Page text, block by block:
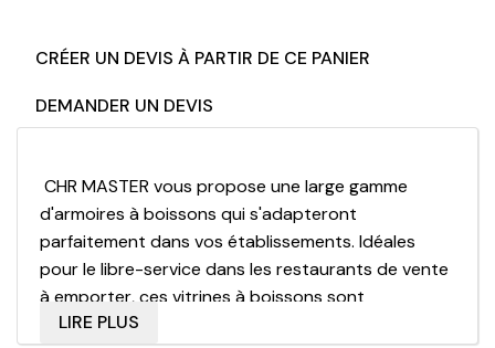
CRÉER UN DEVIS À PARTIR DE CE PANIER
DEMANDER UN DEVIS
CHR MASTER vous propose une large gamme
d'armoires à boissons qui s'adapteront
parfaitement dans vos établissements. Idéales
pour le libre-service dans les restaurants de vente
à emporter, ces vitrines à boissons sont
disponibles dans différentes capacités comprises
LIRE PLUS